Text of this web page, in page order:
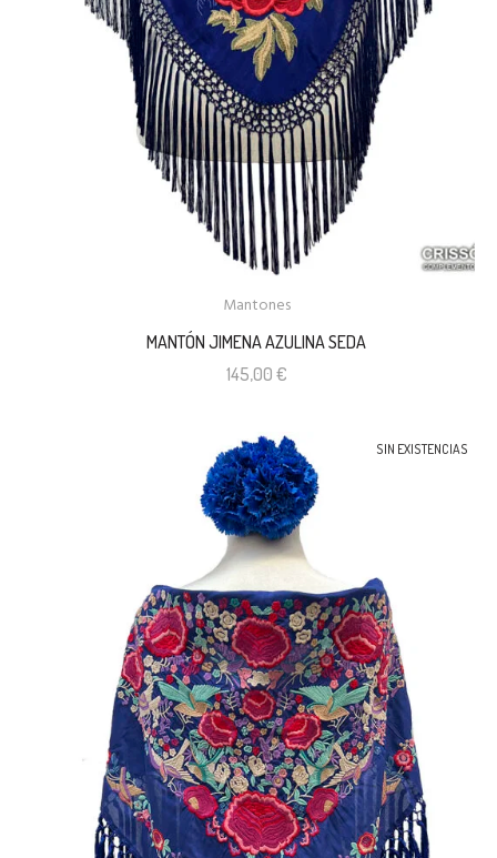
Mantones
MANTÓN JIMENA AZULINA SEDA
145,00 €
SIN EXISTENCIAS